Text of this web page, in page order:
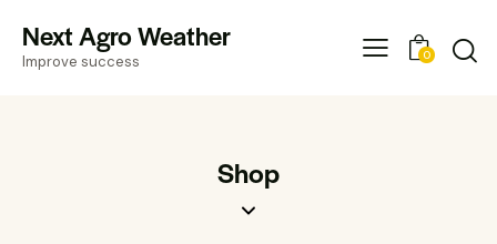
Next Agro Weather
Improve success 0
Shop